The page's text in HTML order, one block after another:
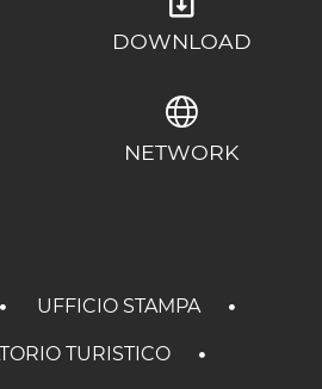
DOWNLOAD
NETWORK
UFFICIO STAMPA
TURISTICO